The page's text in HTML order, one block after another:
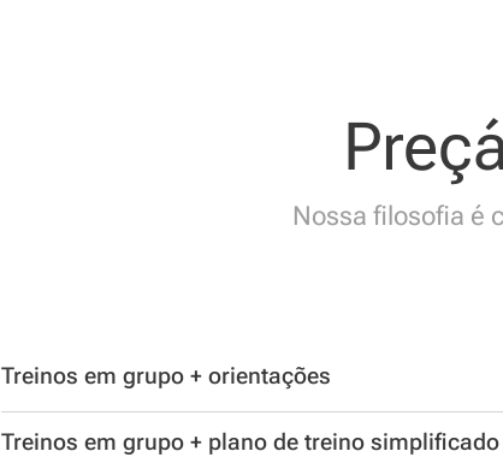
Nossa filosofia é
Treinos em grupo + orientações
Treinos em grupo + plano de treino simplificado